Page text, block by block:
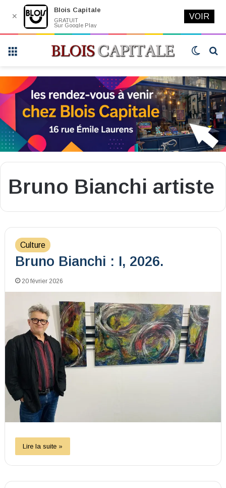
Switch
Bruno Bianchi artiste
Culture
Bruno Bianchi : I, 2026.
20 février 2026
Lire la suite »
✕
Blois Capitale
GRATUIT
Sur Google Play
VOIR